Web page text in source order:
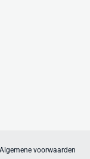
Algemene voorwaarden